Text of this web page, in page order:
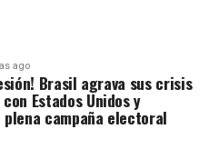
ago
Brasil agrava sus crisis
Estados Unidos y
campaña electoral